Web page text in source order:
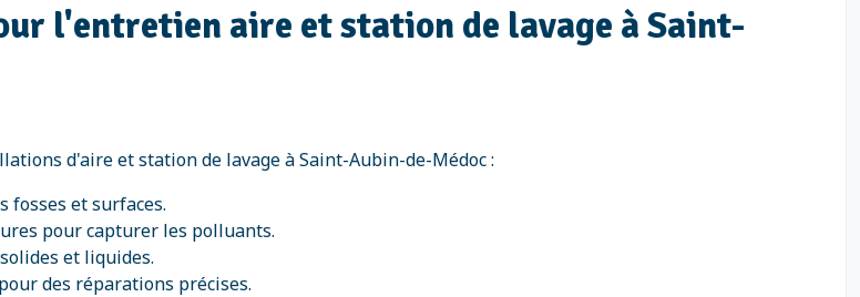
l'entretien aire et station de lavage à Saint-
d'aire et station de lavage à Saint-Aubin-de-Médoc :
fosses et surfaces.
pour capturer les polluants.
et liquides.
des réparations précises.